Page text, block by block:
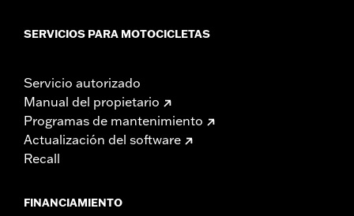
SERVICIOS PARA MOTOCICLETAS
Servicio autorizado
Manual del propietario
Programas de mantenimiento
Actualización del software
Recall
FINANCIAMIENTO